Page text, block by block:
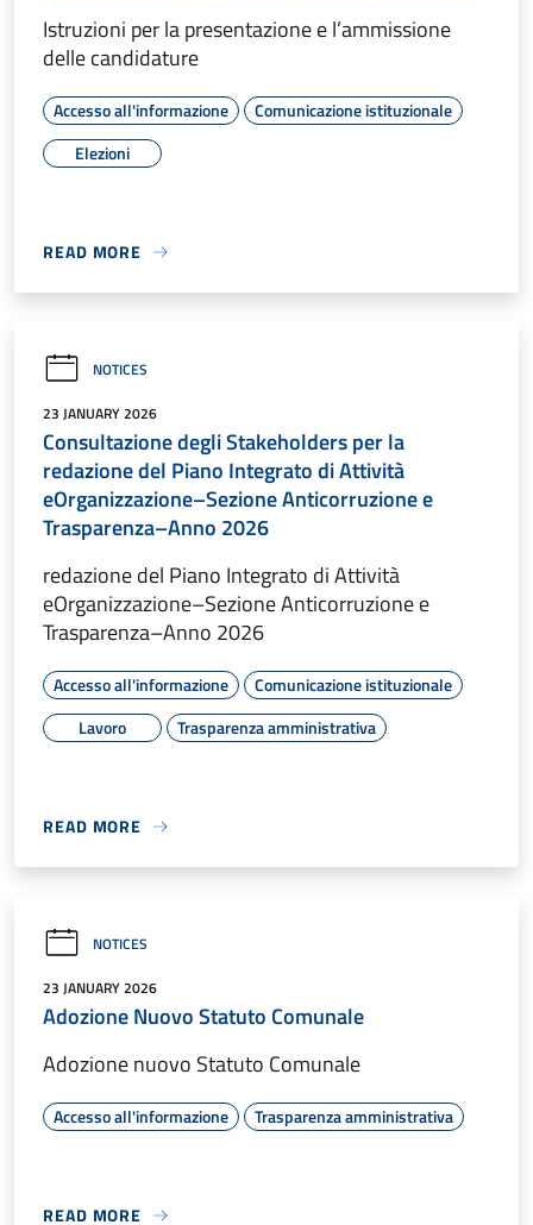
Istruzioni per la presentazione e l’ammissione
delle candidature
Accesso all'informazione
Comunicazione istituzionale
Elezioni
READ MORE
NOTICES
23 JANUARY 2026
Consultazione degli Stakeholders per la
redazione del Piano Integrato di Attività
eOrganizzazione–Sezione Anticorruzione e
Trasparenza–Anno 2026
redazione del Piano Integrato di Attività
eOrganizzazione–Sezione Anticorruzione e
Trasparenza–Anno 2026
Accesso all'informazione
Comunicazione istituzionale
Lavoro
Trasparenza amministrativa
READ MORE
NOTICES
23 JANUARY 2026
Adozione Nuovo Statuto Comunale
Adozione nuovo Statuto Comunale
Accesso all'informazione Trasparenza amministrativa
READ MORE